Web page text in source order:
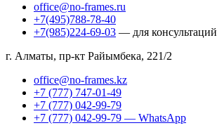
office@no-frames.ru
+7(495)788-78-40
+7(985)224-69-03 — для консультаций
г. Алматы, пр-кт Райымбека, 221/2
office@no-frames.kz
+7 (777) 747-01-49
+7 (777) 042-99-79
+7 (777) 042-99-79 — WhatsApp